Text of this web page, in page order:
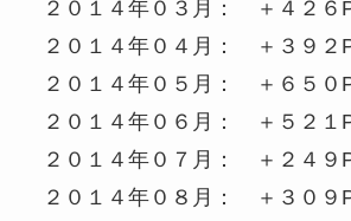
２０１４年０３月： ＋４２６
２０１４年０４月： ＋３９２
２０１４年０５月： ＋６５０
２０１４年０６月： ＋５２１
２０１４年０７月： ＋２４９
２０１４年０８月： ＋３０９